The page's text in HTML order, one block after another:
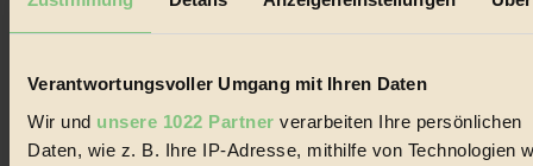
Verantwortungsvoller Umgang mit Ihren Daten
Wir und unsere 1022 Partner verarbeiten Ihre persönlichen
Daten, wie z. B. Ihre IP-Adresse, mithilfe von Technologien
Erhalte in regelmäßigen Abständen die aktuellsten Artikel,
Gewinnspiele & Ausgaben übersichtlich aufbereitet vom
BIORAMA-Magazin per E-Mail.